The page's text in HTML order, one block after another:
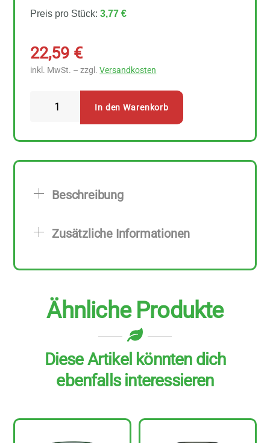
Preis pro Stück:3,77 €
22,59 €
inkl. MwSt. – zzgl.Versandkosten
130
Menge
In den Warenkorb
Beschreibung
Zusätzliche Informationen
Ähnliche Produkte
Diese Artikel könnten dich
ebenfalls interessieren